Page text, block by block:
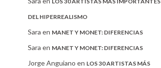
DEL HIPERREALISMO
Sara en MANET Y MONET: DIFERENCIAS
Sara en MANET Y MONET: DIFERENCIAS
Jorge Anguiano en LOS 30 ARTISTAS MÁS